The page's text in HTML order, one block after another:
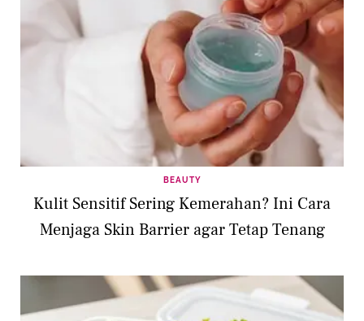
BEAUTY
Kulit Sensitif Sering Kemerahan? Ini Cara
Menjaga Skin Barrier agar Tetap Tenang